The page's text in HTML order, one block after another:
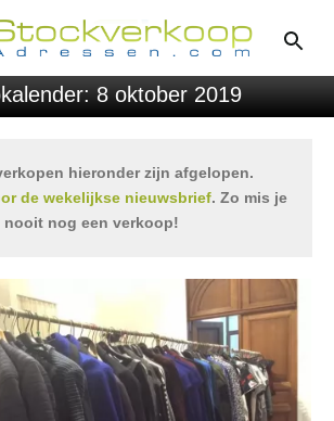
8 oktober 2019
hieronder zijn afgelopen.
de wekelijkse nieuwsbrief. Zo mis je
nooit nog een verkoop!